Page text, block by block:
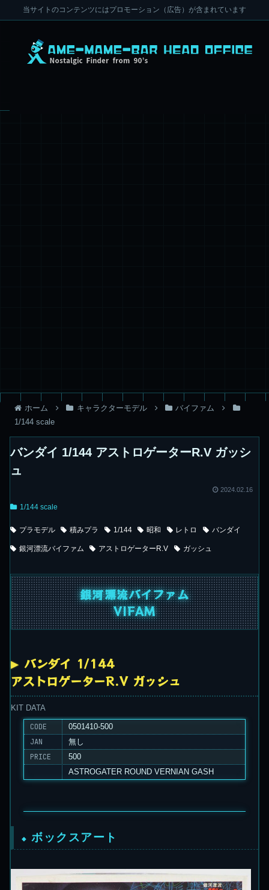
当サイトのコンテンツにはプロモーション（広告）が含まれています
ホーム キャラクターモデル
バイファム
1/144 scale
バンダイ 1/144 アストロゲーターR.V ガッシ
ュ
2024.02.16
1/144 scale
プラモデル 積みプラ 1/144 昭和 レトロ バンダイ
銀河漂流バイファム アストロゲーターR.V ガッシュ
銀河漂流バイファム
VIFAM
バンダイ 1/144
アストロゲーターR.V ガッシュ
KIT DATA
CODE 0501410-500
JAN 無し
PRICE
500
ASTROGATER ROUND VERNIAN GASH
ボックスアート